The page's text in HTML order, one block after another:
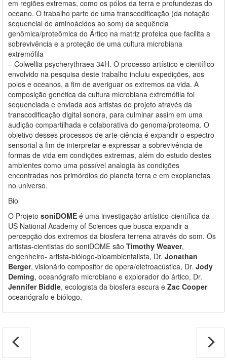
em regiões extremas, como os pólos da terra e profundezas do
oceano. O trabalho parte de uma transcodificação (da notação
sequencial de aminoácidos ao som) da sequência
genômica/proteômica do Ártico na matriz proteica que facilita a
sobrevivência e a proteção de uma cultura microbiana
extremófila
– Colwellia psycherythraea 34H. O processo artístico e científico
envolvido na pesquisa deste trabalho incluiu expedições, aos
polos e oceanos, a fim de averiguar os extremos da vida. A
composição genética da cultura microbiana extremófila foi
sequenciada e enviada aos artistas do projeto através da
transcodificação digital sonora, para culminar assim em uma
audição compartilhada e colaborativa do genoma/proteoma. O
objetivo desses processos de arte-ciência é expandir o espectro
sensorial a fim de interpretar e expressar a sobrevivência de
formas de vida em condições extremas, além do estudo destes
ambientes como uma possível analogia às condições
encontradas nos primórdios do planeta terra e em exoplanetas
no universo.
Bio
O Projeto soniDOME é uma investigação artístico-científica da
US National Academy of Sciences que busca expandir a
percepção dos extremos da biosfera terrena através do som. Os
artistas-cientistas do soniDOME são Timothy Weaver,
engenheiro- artista-biólogo-bioambientalista, Dr. Jonathan
Berger, visionário compositor de opera/eletroacústica, Dr. Jody
Deming, oceanógrafo microbiano e explorador do ártico, Dr.
Jennifer Biddle, ecologista da biosfera escura e Zac Cooper
oceanógrafo e biólogo.